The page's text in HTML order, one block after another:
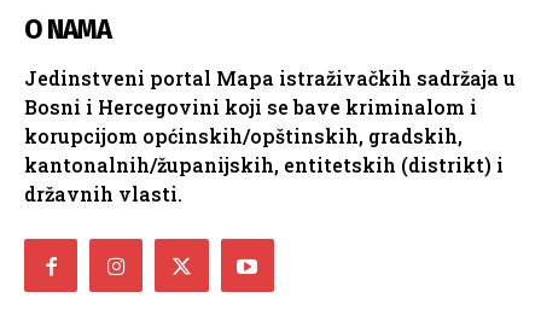
O NAMA
Jedinstveni portal Mapa istraživačkih sadržaja u
Bosni i Hercegovini koji se bave kriminalom i
korupcijom općinskih/opštinskih, gradskih,
kantonalnih/županijskih, entitetskih (distrikt) i
državnih vlasti.